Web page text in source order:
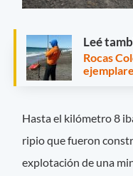
Leé
Rocas
Hasta el kilómetro 8
ripio que fueron
explotación de una